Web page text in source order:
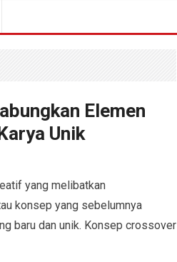
Elemen
Unik
yang melibatkan
konsep yang sebelumnya
baru dan unik. Konsep crossover